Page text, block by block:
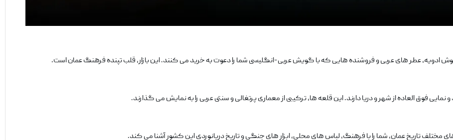
خوش ادویه، عطر های عربی و فروشنده ‌هایی که با گویش عربی-انگلیسی شما را دعوت به خرید می ‌کنند. این بازار، قلب تپنده فرهنگ عمان است.
فوق ‌العاده از شهر و دریا دارند. این قلعه ‌ها، ترکیبی از معماری پرتغالی و سنتی عربی را به نمایش می ‌گذارند.
مختلف تاریخ عمان، شما را با فرهنگ، لباس‌ های محلی، ابزار های جنگی و تاریخ دریانوردی این کشور آشنا می‌ کند.